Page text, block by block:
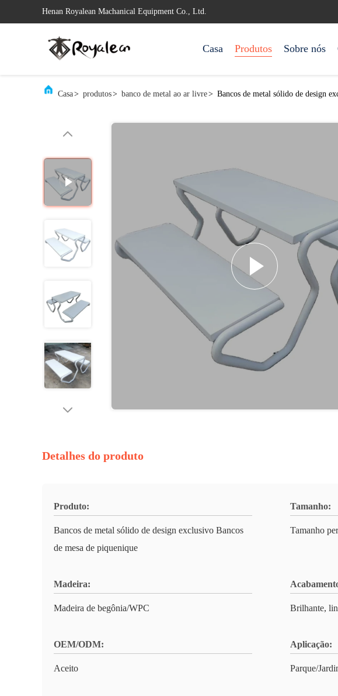
Henan Royalean Machanical Equipment Co., Ltd.
Casa Produtos Sobre nós
Casa> produtos> banco de metal ao ar livre> Bancos de metal sólido de design
Detalhes do produto
Produto:
Bancos de metal sólido de design exclusivo Bancos
de mesa de piquenique
Tamanho:
Tamanho
Madeira:
Madeira de begônia/WPC Brilhante,
OEM/ODM:
Aceito
Aplicação:
Parque/